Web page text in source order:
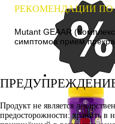
РЕКОМЕНДАЦИИ
Mutant GEAAR
симптомов прием
Продукт не является
предосторожности: хранить в